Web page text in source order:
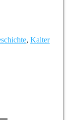
, Kalter